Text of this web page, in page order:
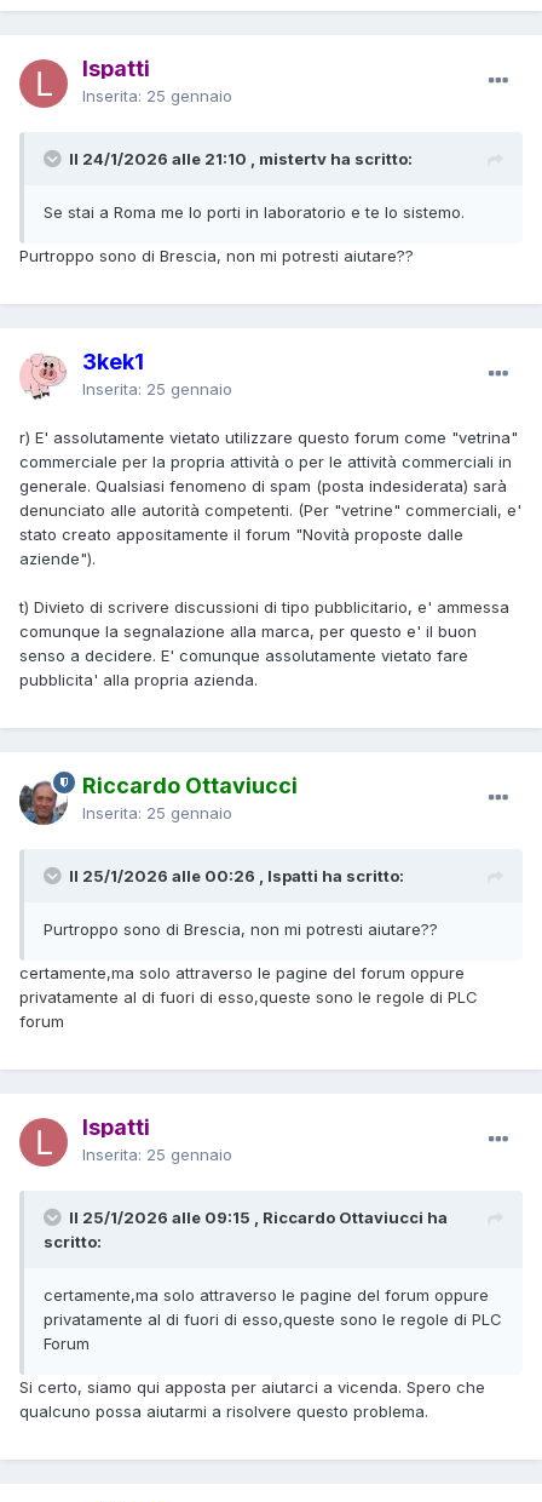
lspatti
Inserita: 25 gennaio
Il 24/1/2026 alle 21:10 , mistertv ha scritto:
Se stai a Roma me lo porti in laboratorio e te lo sistemo.
Purtroppo sono di Brescia, non mi potresti aiutare??
3kek1
Inserita: 25 gennaio
r) E' assolutamente vietato utilizzare questo forum come "vetrina"
commerciale per la propria attività o per le attività commerciali in
generale. Qualsiasi fenomeno di spam (posta indesiderata) sarà
denunciato alle autorità competenti. (Per "vetrine" commerciali, e'
stato creato appositamente il forum "Novità proposte dalle
aziende").
t) Divieto di scrivere discussioni di tipo pubblicitario, e' ammessa
comunque la segnalazione alla marca, per questo e' il buon
senso a decidere. E' comunque assolutamente vietato fare
pubblicita' alla propria azienda.
Riccardo Ottaviucci
Inserita: 25 gennaio
Il 25/1/2026 alle 00:26 , lspatti ha scritto:
Purtroppo sono di Brescia, non mi potresti aiutare??
certamente,ma solo attraverso le pagine del forum oppure
privatamente al di fuori di esso,queste sono le regole di PLC
forum
lspatti
Inserita: 25 gennaio
Il 25/1/2026 alle 09:15 , Riccardo Ottaviucci ha
scritto:
certamente,ma solo attraverso le pagine del forum oppure
privatamente al di fuori di esso,queste sono le regole di PLC
Forum
Si certo, siamo qui apposta per aiutarci a vicenda. Spero che
qualcuno possa aiutarmi a risolvere questo problema.